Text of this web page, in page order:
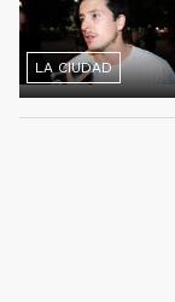
LA CIUDAD